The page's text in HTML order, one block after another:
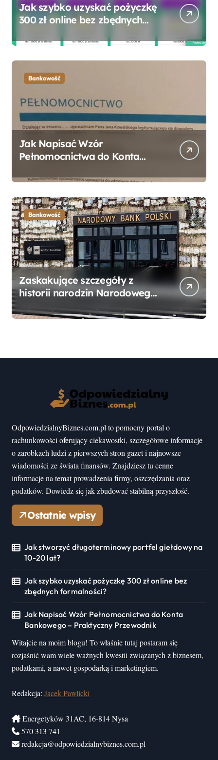
Jak szybko uzyskać pożyczkę
300 zł online bez zbędnych
Bankowość
Jak Napisać Wzór
Pełnomocnictwa do Konta
Przewodnik
Bankowość
Zaskakujące szczegóły z
historii narodzin Narodowego
mogłeś nie wiedzieć
OdpowiedzialnyBiznes.com.pl to pomocny portal o
rachunkowości oferujący ciekawostki, szczegółowe informacje
o zarobkach ludzi z pierwszych stron gazet i najnowsze
wiadomości ze świata finansów. Znajdziesz tu cenne
informacje na temat prowadzenia firmy, oszczędzania oraz
podatków. Dowiedz się jak zbudować stabilną przyszłość.
Ostatnie wpisy
Jak stworzyć długoterminowy portfel giełdowy na
10-20 lat?
Jak szybko uzyskać pożyczkę 300 zł online bez
zbędnych formalności?
Jak Napisać Wzór Pełnomocnictwa do Konta
Bankowego – Praktyczny Przewodnik
Witajcie na moim blogu! To właśnie tutaj postaram się
rozjaśnić wam wiele ważnych kwestii związanych z biznesem,
podatkami, a nawet gospodarką i marketingiem.
Redakcja: Jacek Pawlicki
Energetyków 31AC, 16-814 Nysa
570 313 741
redakcja@odpowiedzialnybiznes.com.pl